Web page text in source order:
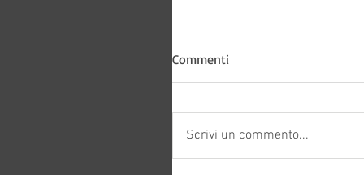
Commenti
Scrivi un commento...